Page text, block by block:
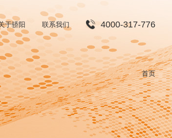
4000-317-776
联系我们
渠道合作
招贤纳士
于骄阳
首页